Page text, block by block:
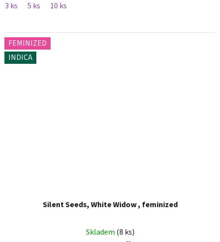
3 ks
5 ks 10 ks
FEMINIZED
INDICA
Silent Seeds, White Widow , feminized
Skladem (8 ks)